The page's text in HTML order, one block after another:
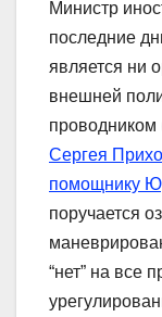
Министр
последние
является ни
внешней
проводником
Сергея
помощнику
поручается
“нет” на все